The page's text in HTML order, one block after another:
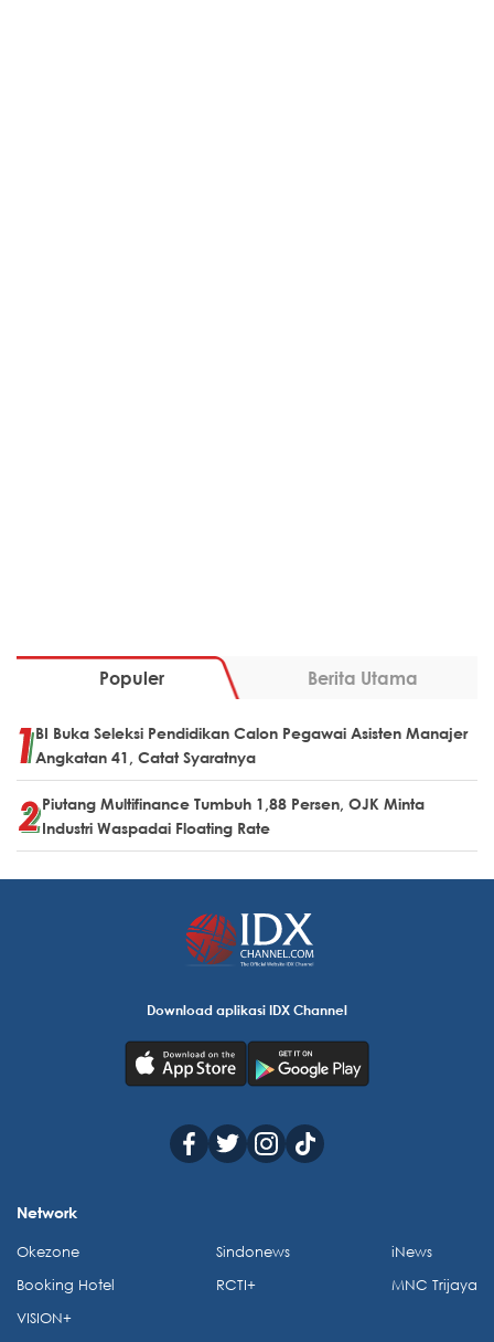
Populer Berita Utama
BI Buka Seleksi Pendidikan Calon Pegawai Asisten Manajer
Angkatan 41, Catat Syaratnya
Piutang Multifinance Tumbuh 1,88 Persen, OJK Minta
Industri Waspadai Floating Rate
Download aplikasi IDX Channel
Network
Okezone
Booking Hotel
VISION+
Sindonews
RCTI+
iNews
MNC Trijaya